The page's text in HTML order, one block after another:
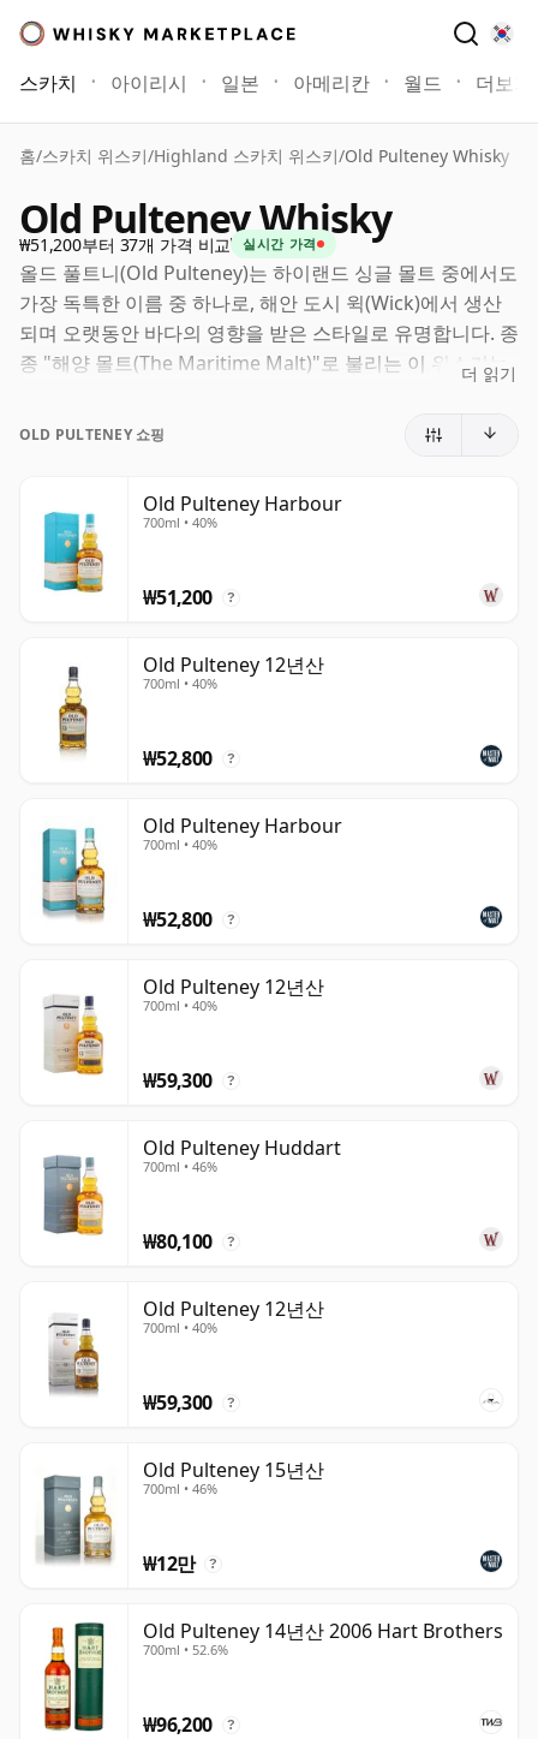
스카치 아이리시 일본 아메리칸 월드 더보기
홈/스카치 위스키/Highland 스카치 위스키/Old Pulteney Whisky
Old Pulteney Whisky
₩51,200부터 37개 가격 비교 실시간 가격
올드 풀트니(Old Pulteney)는 하이랜드 싱글 몰트 중에서도
가장 독특한 이름 중 하나로, 해안 도시 윅(Wick)에서 생산
되며 오랫동안 바다의 영향을 받은 스타일로 유명합니다. 종
종 "해양 몰트(The Maritime Malt)"로 불리는 이 위스키는
분 느낌이 어우러져 많은 내륙 몰트와 차별화되는 것으로 알
이러한 해안 특성은 여전히 제품군의 핵심을 이루고 있습니
다. 12년산은 여전히 하우스 스타일을 가장 명확하게 보여
주는 입문작이며, 허다트(Huddart), 15년산, 18년산, 25년
산과 같은 표현들은 증류소 위스키의 더욱 폭넓고 성숙한 면
부터 더욱 깊고 풍부하며 세련된 맛까지 다양합니다.
올드 풀트니는 종종 애호가들 사이에서 특별한 애정을 받아
왔는데, 그 이유는 이 위스키들이 개성적이면서도 절제된 느
낌을 주기 때문입니다. 장소성이 가득하고, 즐기기 쉬우며,
선함과 질감, 그리고 명확한 원산지 감각을 지닌 클래식한
하이랜드 몰트를 찾는 음주가들에게 여전히 훌륭한 선택입
니다.
더 읽기
OLD PULTENEY 쇼핑
Old Pulteney Harbour
700ml • 40%
₩51,200 ?
Old Pulteney 12년산
700ml • 40%
₩52,800 ?
Old Pulteney Harbour
700ml • 40%
₩52,800 ?
Old Pulteney 12년산
700ml • 40%
₩59,300 ?
Old Pulteney Huddart
700ml • 46%
₩80,100 ?
Old Pulteney 12년산
700ml • 40%
₩59,300 ?
Old Pulteney 15년산
700ml • 46%
₩12만 ?
Old Pulteney 14년산 2006 Hart Brothers
700ml • 52.6%
₩96,200 ?